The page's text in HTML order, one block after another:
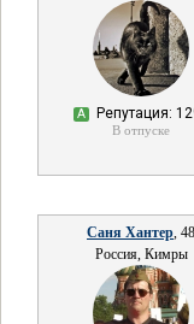
А Репутация:
В отпуске
Саня Хантер, 48
Россия, Кимры